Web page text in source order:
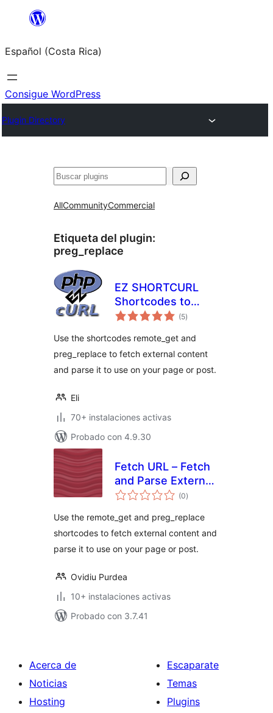
Saltar
contenido
Español (Costa Rica)
Consigue WordPress
Plugin Directory
Buscar
AllCommunityCommercial
Etiqueta del plugin:
preg_replace
EZ SHORTCURL
Shortcodes to
Fetch and Parse
(5total
de
)
Use the shortcodes remote_get and
preg_replace to fetch external content
and parse it to use on your page or post.
Eli
70+ instalaciones activas
Probado con 4.9.30
Fetch URL – Fetch
and Parse External
Content
(0total
de
)
Use the remote_get and preg_replace
shortcodes to fetch external content and
parse it to use on your page or post.
Ovidiu Purdea
10+ instalaciones activas
Probado con 3.7.41
Acerca de
Noticias
Hosting
Escaparate
Temas
Plugins